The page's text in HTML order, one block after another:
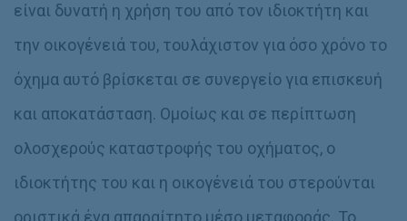
είναι δυνατή η χρήση του από τον ιδιοκτήτη και
την οικογένειά του, τουλάχιστον για όσο χρόνο το
όχημα αυτό βρίσκεται σε συνεργείο για επισκευή
και αποκατάσταση. Ομοίως και σε περίπτωση
ολοσχερούς καταστροφής του οχήματος, ο
ιδιοκτήτης του και η οικογένειά του στερούνται
οριστικά ένα απαραίτητο μέσο μεταφοράς. Το